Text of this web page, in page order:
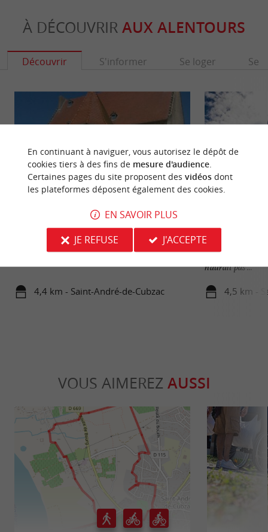
À DÉCOUVRIR AUX ALENTOURS
Découvrir S'informer Se loger Se
Le Château Robillard et son parc
Le Château Robillard est un petit manoir, au
cœur d’un beau parc arboré sur la commune de ...
4,4 km - Saint-André-de-Cubzac
Saint-André-de-
Située sur la
petit port de
n’aurait pas ...
4,5 km -
VOUS AIMEREZ AUSSI
En continuant à naviguer, vous autorisez le dépôt de
cookies tiers à des fins de mesure d'audience.
Certaines pages du site proposent des vidéosdont
les plateformes déposent également des cookies.
EN SAVOIR PLUS
JE REFUSE
J'ACCEPTE